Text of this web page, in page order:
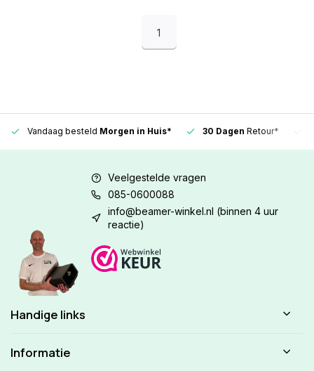
1
Vandaag besteld Morgen in Huis* 30 Dagen Retour*
Veelgestelde vragen
085-0600088
info@beamer-winkel.nl (binnen 4 uur
reactie)
Handige links
Informatie